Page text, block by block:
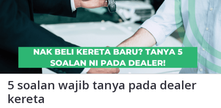
5 soalan wajib tanya pada dealer
kereta